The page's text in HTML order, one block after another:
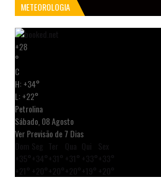
METEOROLOGIA
+28
°
C
H:+34°
L:+22°
Petrolina
Sábado, 08 Agosto
Ver Previsão de 7 Dias